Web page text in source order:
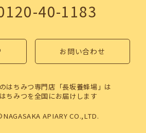
40-1183
お問い合わせ
はちみつ専門店「長坂養蜂場」は
ちみつを全国にお届けします
APIARY CO.,LTD.